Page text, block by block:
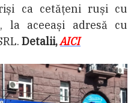
ca cetățeni ruși cu
la aceeași adresă cu
Detalii,AICI